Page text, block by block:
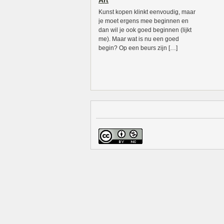
Kunst kopen klinkt eenvoudig, maar
je moet ergens mee beginnen en
dan wil je ook goed beginnen (lijkt
me). Maar wat is nu een goed
begin? Op een beurs zijn […]